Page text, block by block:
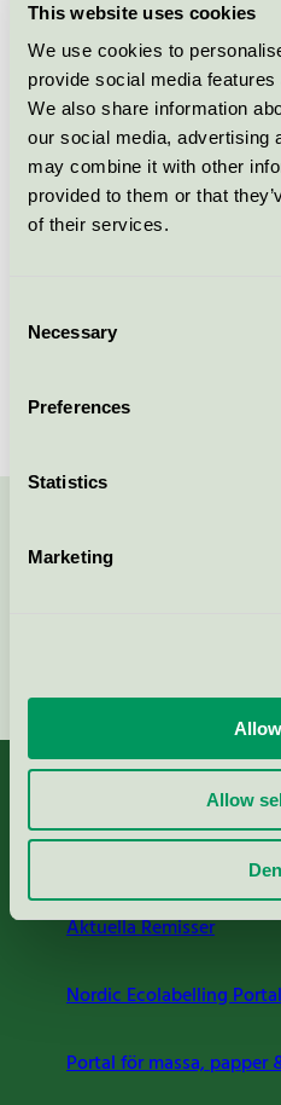
This website uses cookies
We use cookies to
provide social media
We also share information
our social media, advertising
may combine it with other
provided to them or that
of their services.
Selection
Necessary
Preferences
Statistics
Marketing
Allow
Varbergs
Spa, Konferens
Svanen / Varbergs
Konferensverksamhet med
Varbergs
Spa, Restaurang
Kontakta oss på
Kriterier, ansökan &
Aktuella Remisser
Nordic Ecolabelling Portal
Portal för massa, papper